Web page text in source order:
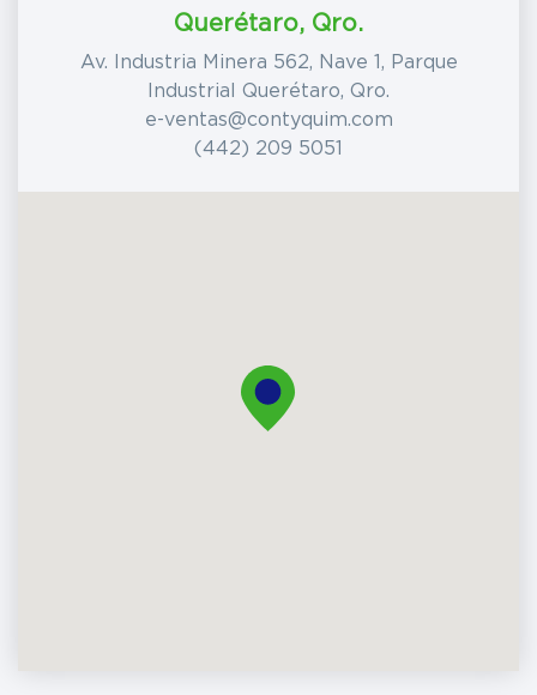
Querétaro, Qro.
Av. Industria Minera 562, Nave 1, Parque
Industrial Querétaro, Qro.
e-ventas@contyquim.com
(442) 209 5051